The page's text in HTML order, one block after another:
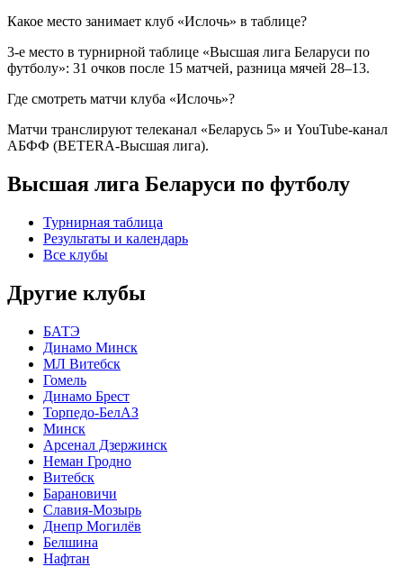
Какое место занимает клуб «Ислочь» в таблице?
3-е место в турнирной таблице «Высшая лига Беларуси по
футболу»: 31 очков после 15 матчей, разница мячей 28–13.
Где смотреть матчи клуба «Ислочь»?
Матчи транслируют телеканал «Беларусь 5» и YouTube-канал
АБФФ (BETERA-Высшая лига).
Высшая лига Беларуси по футболу
Турнирная таблица
Результаты и календарь
Все клубы
Другие клубы
БАТЭ
Динамо Минск
МЛ Витебск
Гомель
Динамо Брест
Торпедо-БелАЗ
Минск
Арсенал Дзержинск
Неман Гродно
Витебск
Барановичи
Славия-Мозырь
Днепр Могилёв
Белшина
Нафтан